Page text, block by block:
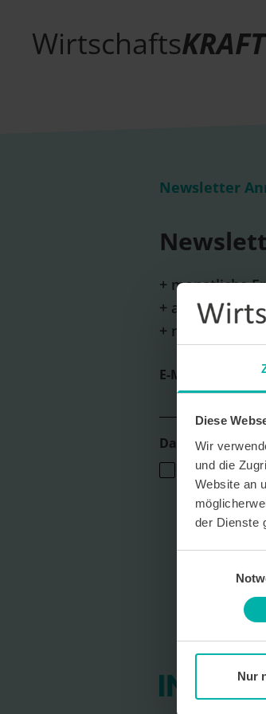
Diese
Wir
und die
Website an
der Dienste
Nur
WirtschaftsKRAFT
Newsletter
+ monatliche
+ aktuelle
+ neue
E-Mail *
Ich stimme zu,
Das Magazin
persönlichen
Der Newsletter
kostenfrei für die
ausschließlich
Umgang mit
finden Sie in